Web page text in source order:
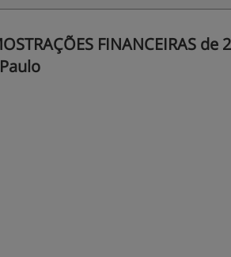
FINANCEIRAS de